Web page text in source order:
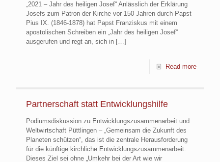
„2021 – Jahr des heiligen Josef“ Anlässlich der Erklärung
Josefs zum Patron der Kirche vor 150 Jahren durch Papst
Pius IX. (1846-1878) hat Papst Franziskus mit einem
apostolischen Schreiben ein „Jahr des heiligen Josef“
ausgerufen und regt an, sich in […]
Read more
Partnerschaft statt Entwicklungshilfe
Podiumsdiskussion zu Entwicklungszusammenarbeit und
Weltwirtschaft Püttlingen – „Gemeinsam die Zukunft des
Planeten schützen“, das ist die zentrale Herausforderung
für die künftige kirchliche Entwicklungszusammenarbeit.
Dieses Ziel sei ohne „Umkehr bei der Art wie wir